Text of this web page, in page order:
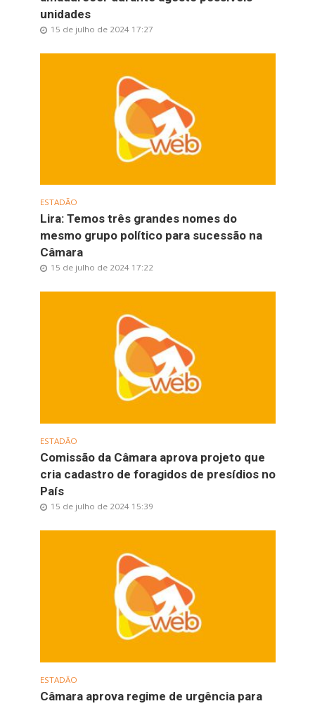
unidades
15 de julho de 2024 17:27
ESTADÃO
Lira: Temos três grandes nomes do
mesmo grupo político para sucessão na
Câmara
15 de julho de 2024 17:22
ESTADÃO
Comissão da Câmara aprova projeto que
cria cadastro de foragidos de presídios no
País
15 de julho de 2024 15:39
ESTADÃO
Câmara aprova regime de urgência para